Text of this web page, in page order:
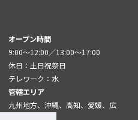
オープン時間
9:00～12:00／13:00～17:00
休日：土日祝祭日
テレワーク：水
管轄エリア
九州地方、沖縄、高知、愛媛、広